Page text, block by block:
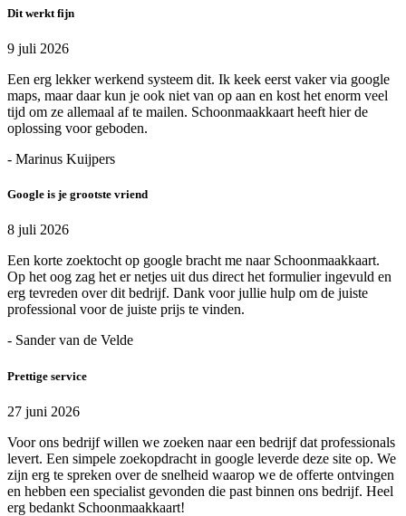
Dit werkt fijn
9 juli 2026
Een erg lekker werkend systeem dit. Ik keek eerst vaker via google
maps, maar daar kun je ook niet van op aan en kost het enorm veel
tijd om ze allemaal af te mailen. Schoonmaakkaart heeft hier de
oplossing voor geboden.
- Marinus Kuijpers
Google is je grootste vriend
8 juli 2026
Een korte zoektocht op google bracht me naar Schoonmaakkaart.
Op het oog zag het er netjes uit dus direct het formulier ingevuld en
erg tevreden over dit bedrijf. Dank voor jullie hulp om de juiste
professional voor de juiste prijs te vinden.
- Sander van de Velde
Prettige service
27 juni 2026
Voor ons bedrijf willen we zoeken naar een bedrijf dat professionals
levert. Een simpele zoekopdracht in google leverde deze site op. We
zijn erg te spreken over de snelheid waarop we de offerte ontvingen
en hebben een specialist gevonden die past binnen ons bedrijf. Heel
erg bedankt Schoonmaakkaart!